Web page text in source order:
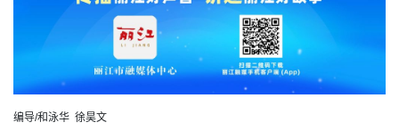
编导/和泳华 徐昊文